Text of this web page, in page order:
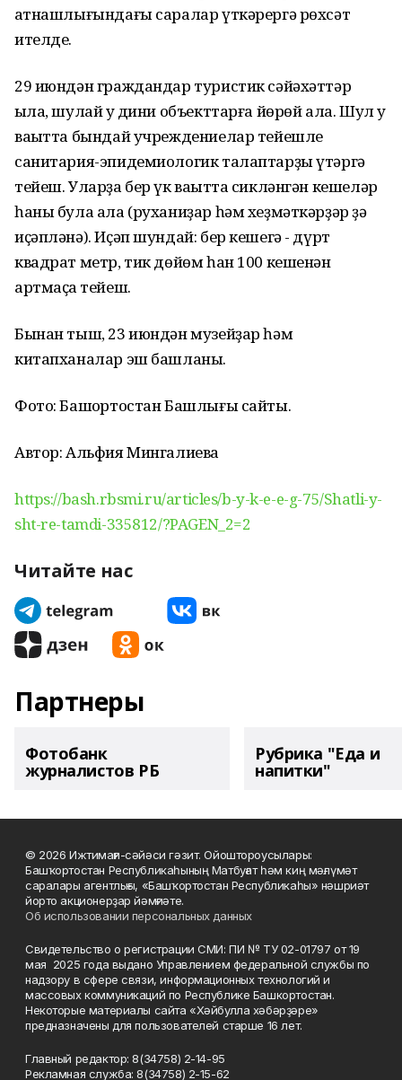
ҡатнашлығындағы саралар үткәрергә рөхсәт
ителде.
29 июндән граждандар туристик сәйәхәттәр
ҡыла, шулай уҡ дини объекттарға йөрөй ала. Шул уҡ
ваҡытта бындай учреждениелар тейешле
санитария-эпидемиологик талаптарҙы үтәргә
тейеш. Уларҙа бер үк ваҡытта сикләнгән кешеләр
һаны була ала (руханиҙар һәм хеҙмәткәрҙәр ҙә
иҫәпләнә). Иҫәп шундай: бер кешегә - дүрт
квадрат метр, тик дөйөм һан 100 кешенән
артмаҫҡа тейеш.
Бынан тыш, 23 июндән музейҙар һәм
китапханалар эш башланы.
Фото: Башҡортостан Башлығы сайты.
Автор: Альфия Мингалиева
https://bash.rbsmi.ru/articles/b-y-k-e-e-g-75/Shatli-y-
sht-re-tamdi-335812/?PAGEN_2=2
Читайте нас
Партнеры
Фотобанк
журналистов РБ
Рубрика "Еда и
напитки"
© 2026 Ижтимағи-сәйәси гәзит. Ойоштороусылары:
Башҡортостан Республикаһының Матбуғат һәм киң мәғлүмәт
саралары агентлығы, «Башҡортостан Республикаһы» нәшриәт
йорто акционерҙар йәмғиәте.
Об использовании персональных данных
Свидетельство о регистрации СМИ: ПИ № ТУ 02-01797 от 19
мая 2025 года выдано Управлением федеральной службы по
надзору в сфере связи, информационных технологий и
массовых коммуникаций по Республике Башкортостан.
Некоторые материалы сайта «Хәйбулла хәбәрҙәре»
предназначены для пользователей старше 16 лет.
Главный редактор: 8(34758) 2-14-95
Рекламная служба: 8(34758) 2-15-62